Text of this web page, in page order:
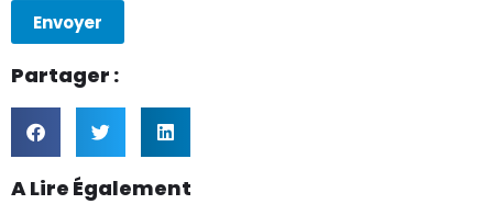
Envoyer
Partager :
A Lire Également